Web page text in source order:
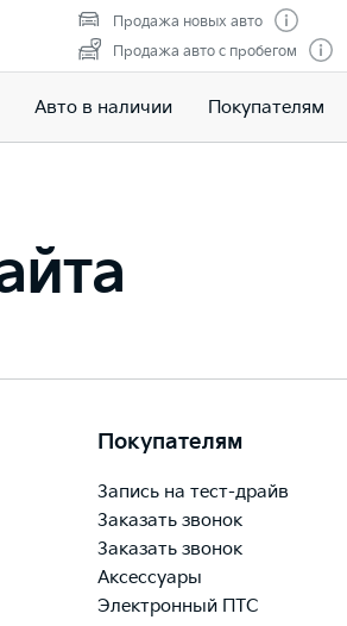
Продажа новых авто
Продажа авто с пробегом
Авто в наличии Покупателям
Покупателям
Запись на тест-драйв
Заказать звонок
Заказать звонок
Аксессуары
Электронный ПТС